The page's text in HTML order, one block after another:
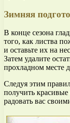
Зимняя
В конце сезона
того, как листва
и оставьте их на
Затем удалите
прохладном месте
Следуя этим
получить красивые
радовать вас